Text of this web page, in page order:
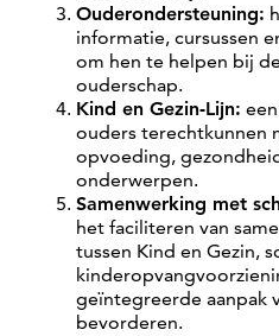
Ouderondersteuning:
informatie, cursussen
om hen te helpen bij
ouderschap.
Kind en Gezin-Lijn:
ouders terechtkunnen
opvoeding,
onderwerpen.
Samenwerking met
het faciliteren van
tussen Kind en Gezin,
geïntegreerde aanpak
bevorderen.